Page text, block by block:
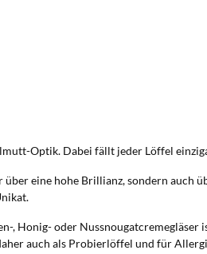
Optik. Dabei fällt jeder Löffel
eine hohe Brillianz, sondern auch
oder Nussnougatcremegläser
auch als Probierlöffel und für